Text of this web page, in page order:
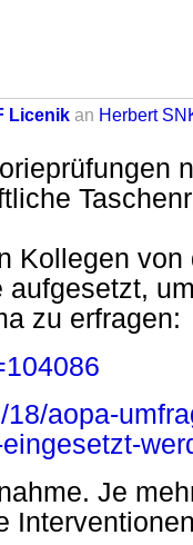
Licenik an Herbert
Kollegen von
zu erfragen:
aopa-
Je